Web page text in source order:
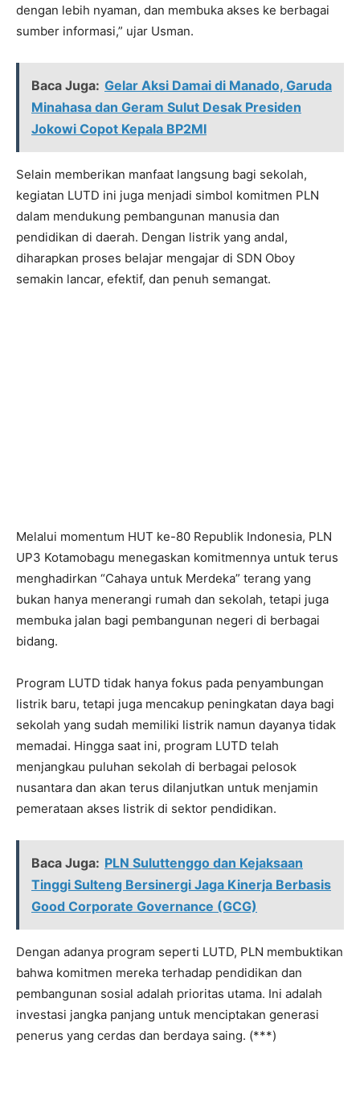
dengan lebih nyaman, dan membuka akses ke berbagai
sumber informasi,” ujar Usman.
Baca Juga: Gelar Aksi Damai di Manado, Garuda
Minahasa dan Geram Sulut Desak Presiden
Jokowi Copot Kepala BP2MI
Selain memberikan manfaat langsung bagi sekolah,
kegiatan LUTD ini juga menjadi simbol komitmen PLN
dalam mendukung pembangunan manusia dan
pendidikan di daerah. Dengan listrik yang andal,
diharapkan proses belajar mengajar di SDN Oboy
semakin lancar, efektif, dan penuh semangat.
Melalui momentum HUT ke-80 Republik Indonesia, PLN
UP3 Kotamobagu menegaskan komitmennya untuk terus
menghadirkan “Cahaya untuk Merdeka” terang yang
bukan hanya menerangi rumah dan sekolah, tetapi juga
membuka jalan bagi pembangunan negeri di berbagai
bidang.
Program LUTD tidak hanya fokus pada penyambungan
listrik baru, tetapi juga mencakup peningkatan daya bagi
sekolah yang sudah memiliki listrik namun dayanya tidak
memadai. Hingga saat ini, program LUTD telah
menjangkau puluhan sekolah di berbagai pelosok
nusantara dan akan terus dilanjutkan untuk menjamin
pemerataan akses listrik di sektor pendidikan.
Baca Juga: PLN Suluttenggo dan Kejaksaan
Tinggi Sulteng Bersinergi Jaga Kinerja Berbasis
Good Corporate Governance (GCG)
Dengan adanya program seperti LUTD, PLN membuktikan
bahwa komitmen mereka terhadap pendidikan dan
pembangunan sosial adalah prioritas utama. Ini adalah
investasi jangka panjang untuk menciptakan generasi
penerus yang cerdas dan berdaya saing. (***)